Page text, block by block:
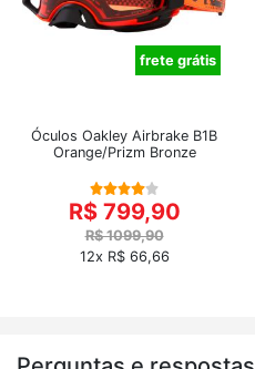
frete grátis
Óculos Oakley Airbrake B1B
Orange/Prizm Bronze
R$ 799,90
R$ 1099,90
12x R$ 66,66